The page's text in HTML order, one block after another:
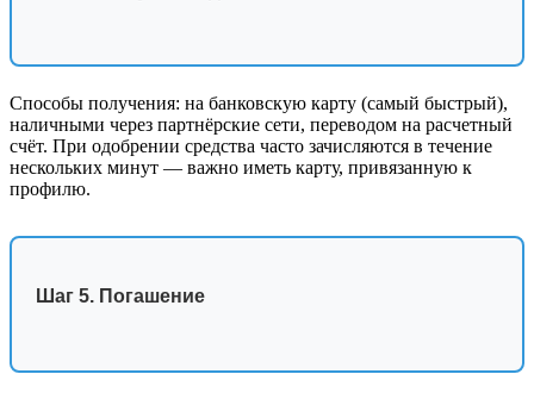
Способы получения: на банковскую карту (самый быстрый),
наличными через партнёрские сети, переводом на расчетный
счёт. При одобрении средства часто зачисляются в течение
нескольких минут — важно иметь карту, привязанную к
профилю.
Шаг 5. Погашение